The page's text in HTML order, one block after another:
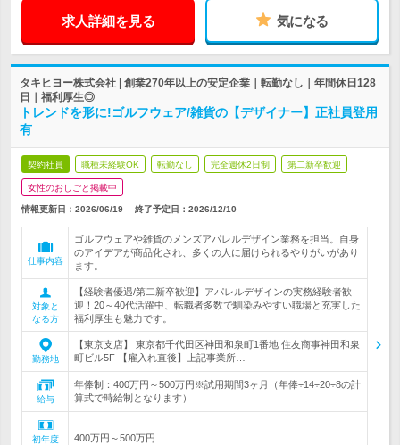
求人詳細を見る 気になる
タキヒヨー株式会社 | 創業270年以上の安定企業｜転勤なし｜年間休日128
日｜福利厚生◎
トレンドを形に!ゴルフウェア/雑貨の【デザイナー】正社員登用
有
契約社員 職種未経験OK 転勤なし 完全週休2日制 第二新卒歓迎
女性のおしごと掲載中
情報更新日：2026/06/19 終了予定日： 2026/12/10
仕事内容
ゴルフウェアや雑貨のメンズアパレルデザイン業務を担当。自身
のアイデアが商品化され、多くの人に届けられるやりがいがあり
ます。
対象と
なる方
【経験者優遇/第二新卒歓迎】アパレルデザインの実務経験者歓
迎！20～40代活躍中、転職者多数で馴染みやすい職場と充実した
福利厚生も魅力です。
勤務地
【東京支店】 東京都千代田区神田和泉町1番地 住友商事神田和泉
町ビル5F 【雇入れ直後】上記事業所…
給与
年俸制：400万円～500万円※試用期間3ヶ月（年俸÷14÷20÷8の計
算式で時給制となります）
初年度
400万円～500万円